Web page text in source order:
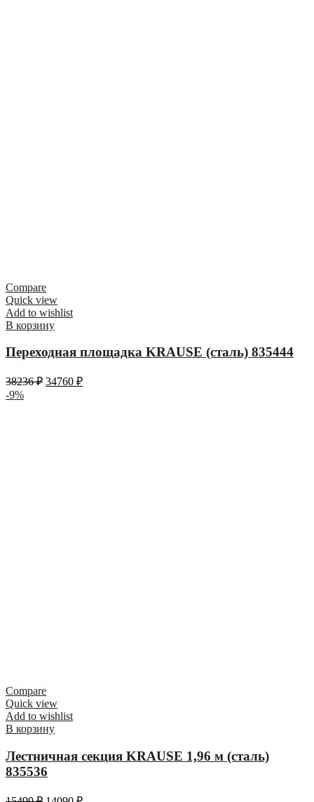
Compare
Quick view
Add to wishlist
В корзину
Переходная площадка KRAUSE (сталь) 835444
38236₽ 34760 ₽
-9%
Compare
Quick view
Add to wishlist
В корзину
Лестничная секция KRAUSE 1,96 м (сталь)
835536